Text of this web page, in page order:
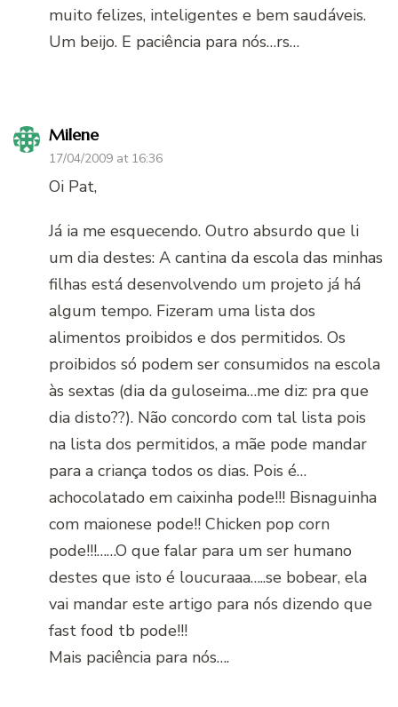
muito felizes, inteligentes e bem saudáveis.
Um beijo. E paciência para nós…rs…
Milene
17/04/2009 at 16:36
Oi Pat,
Já ia me esquecendo. Outro absurdo que li
um dia destes: A cantina da escola das minhas
filhas está desenvolvendo um projeto já há
algum tempo. Fizeram uma lista dos
alimentos proibidos e dos permitidos. Os
proibidos só podem ser consumidos na escola
às sextas (dia da guloseima…me diz: pra que
dia disto??). Não concordo com tal lista pois
na lista dos permitidos, a mãe pode mandar
para a criança todos os dias. Pois é…
achocolatado em caixinha pode!!! Bisnaguinha
com maionese pode!! Chicken pop corn
pode!!!……O que falar para um ser humano
destes que isto é loucuraaa…..se bobear, ela
vai mandar este artigo para nós dizendo que
fast food tb pode!!!
Mais paciência para nós….